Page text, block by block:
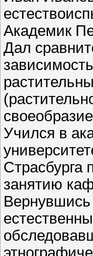
Академик
Дал
Учился в
Страсбурга
занятию
Вернувшись